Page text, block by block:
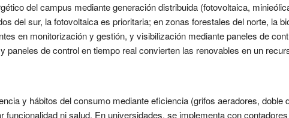
del campus mediante generación distribuida (fotovoltaica,
del sur, la fotovoltaica es prioritaria; en zonas forestales del norte, la
en monitorización y gestión, y visibilización mediante paneles de
paneles de control en tiempo real convierten las renovables en un
y hábitos del consumo mediante eficiencia (grifos aeradores, doble
ni salud. En universidades, se implementa con